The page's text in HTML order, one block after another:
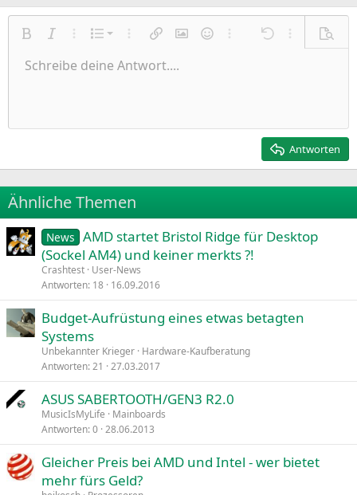
Fett KursivWeitere Einstellungen…
Liste
Nummerierte Liste
Ungeordnete Liste
Weitere Einstellungen…
Link einfügen
Bild einfügen
SmileysWeitere Einstellungen…
Rückgängig
Weitere
Schriftgröße
9
22
26
TextfarbeSchriftfamilie
Arial
Times New Roman
Trebuchet MS
Verdana
Durchgestrichen
Unterstrichen
Inline-Code
AusrichtungLinksbündig
Paragraph format
Normal
Heading 2
ZitatMedienTabelle einfügen
Insert horizontal line
SpoilerCode
Wiederholen
BBCode umschalten
Formatierung entfernen
EntwürfeEntwurf speichern
Schreibe deine Antwort....
Antworten
Ähnliche Themen
News AMD startet Bristol Ridge für Desktop
(Sockel AM4) und keiner merkts ?!
Crashtest User-News
Antworten 18 16.09.2016
Budget-Aufrüstung eines etwas betagten
Systems
Unbekannter Krieger Hardware-Kaufberatung
Antworten 21 27.03.2017
ASUS SABERTOOTH/GEN3 R2.0
MusicIsMyLife
Mainboards
Antworten 0 28.06.2013
Gleicher Preis bei AMD und Intel - wer bietet
mehr fürs Geld?